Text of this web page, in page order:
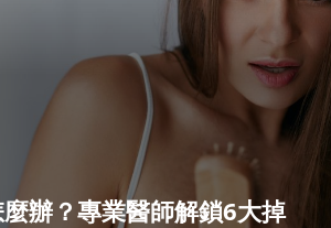
辦？專業醫師解鎖6大掉